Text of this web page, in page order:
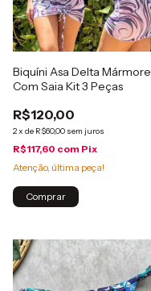
Biquíni Asa Delta Mármore
Com Saia Kit 3 Peças
R$120,00
2x de R$60,00 sem juros
R$117,60 com Pix
Atenção, última peça!
Comprar